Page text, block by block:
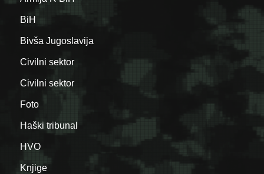
BiH
Bivša Jugoslavija
Civilni sektor
Civilni sektor
Foto
Haški tribunal
HVO
Knjige